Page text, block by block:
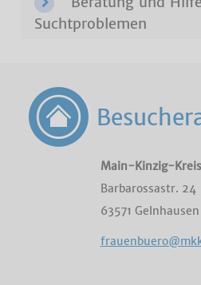
Suchtproblemen
Main-Kinzig-Kreis
Barbarossastr. 24
63571 Gelnhausen